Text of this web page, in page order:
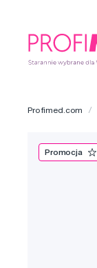
Profimed.com
Promocja